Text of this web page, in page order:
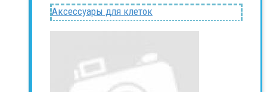
Аксессуары для клеток